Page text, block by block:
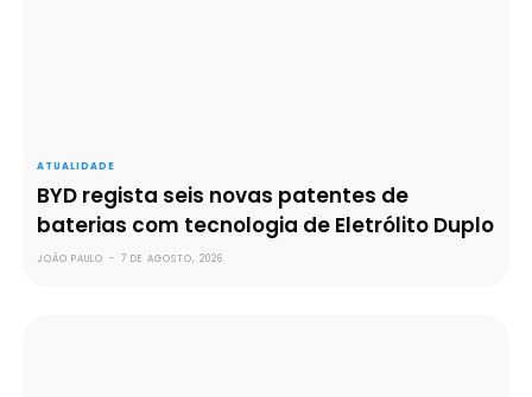
ATUALIDADE
BYD regista seis novas patentes de
baterias com tecnologia de Eletrólito Duplo
JOÃO PAULO - 7 DE AGOSTO, 2026